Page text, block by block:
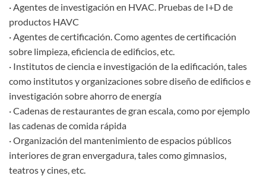
· Agentes de investigación en HVAC. Pruebas de I+D de
productos HAVC
· Agentes de certificación. Como agentes de certificación
sobre limpieza, eficiencia de edificios, etc.
· Institutos de ciencia e investigación de la edificación, tales
como institutos y organizaciones sobre diseño de edificios e
investigación sobre ahorro de energía
· Cadenas de restaurantes de gran escala, como por ejemplo
las cadenas de comida rápida
· Organización del mantenimiento de espacios públicos
interiores de gran envergadura, tales como gimnasios,
teatros y cines, etc.